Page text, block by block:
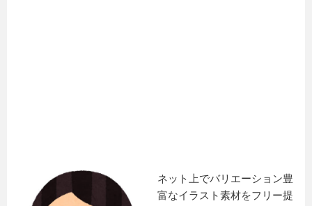
ネット上でバリエーション豊
富なイラスト素材をフリー提